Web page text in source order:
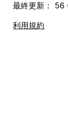
最終更新： 56
利用規約